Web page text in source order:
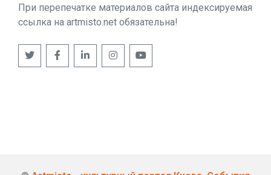
При перепечатке материалов сайта индексируемая
ссылка на artmisto.net обязательна!